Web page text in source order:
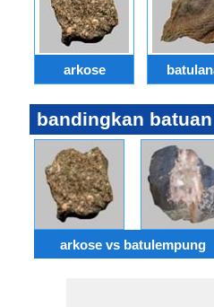
arkose
bandingkan
arkose vs batulempung